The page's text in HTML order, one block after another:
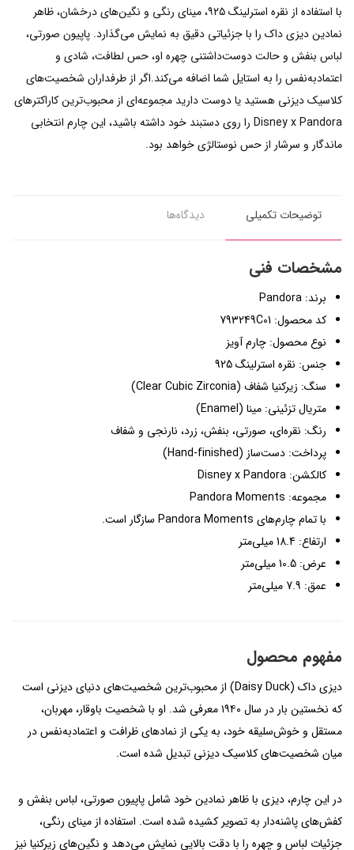
با استفاده از نقره استرلینگ ۹۲۵، مینای رنگی و نگین‌های درخشان، ظاهر
نمادین دیزی داک را با جزئیاتی دقیق به نمایش می‌گذارد. پاپیون صورتی،
لباس بنفش و حالت دوست‌داشتنی چهره او، حس لطافت، شادی و
اعتمادبه‌نفس را به استایل شما اضافه می‌کند.اگر از طرفداران شخصیت‌های
کلاسیک دیزنی هستید یا دوست دارید مجموعه‌ای از محبوب‌ترین کاراکترهای
Disney x Pandora را روی دستبند خود داشته باشید، این چارم انتخابی
ماندگار و سرشار از حس نوستالژی خواهد بود.
توضیحات تکمیلی دیدگاه‌ها
مشخصات فنی
برند: Pandora
کد محصول: 793249C01
نوع محصول: چارم آویز
جنس: نقره استرلینگ 925
سنگ: زیرکنیا شفاف (Clear Cubic Zirconia)
متریال تزئینی: مینا (Enamel)
رنگ: نقره‌ای، صورتی، بنفش، زرد، نارنجی و شفاف
پرداخت: دست‌ساز (Hand-finished)
کالکشن: Disney x Pandora
مجموعه: Pandora Moments
با تمام چارم‌های Pandora Moments سازگار است.
ارتفاع: 18.4 میلی‌متر
عرض: 10.5 میلی‌متر
عمق: 7.9 میلی‌متر
مفهوم محصول
دیزی داک (Daisy Duck) از محبوب‌ترین شخصیت‌های دنیای دیزنی است
که نخستین بار در سال ۱۹۴۰ معرفی شد. او با شخصیت باوقار، مهربان،
مستقل و خوش‌سلیقه خود، به یکی از نمادهای ظرافت و اعتمادبه‌نفس در
میان شخصیت‌های کلاسیک دیزنی تبدیل شده است.
در این چارم، دیزی با ظاهر نمادین خود شامل پاپیون صورتی، لباس بنفش و
کفش‌های پاشنه‌دار به تصویر کشیده شده است. استفاده از مینای رنگی،
جزئیات لباس و چهره را با دقت بالایی نمایش می‌دهد و نگین‌های زیرکنیا نیز